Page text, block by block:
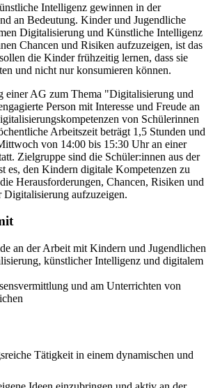
Intelligenz gewinnen in der
an Bedeutung. Kinder und Jugendliche
Digitalisierung und Künstliche Intelligenz
Chancen und Risiken aufzuzeigen, ist das
die Kinder frühzeitig lernen, dass sie
und nicht nur konsumieren können.
einer AG zum Thema "Digitalisierung und
Person mit Interesse und Freude an
von Schülerinnen
Arbeitszeit beträgt 1,5 Stunden und
von 14:00 bis 15:30 Uhr an einer
Zielgruppe sind die Schüler:innen aus der
es, den Kindern digitale Kompetenzen zu
Herausforderungen, Chancen, Risiken und
Digitalisierung aufzuzeigen.
an der Arbeit mit Kindern und Jugendlichen
künstlicher Intelligenz und digitalem
und am Unterrichten von
Tätigkeit in einem dynamischen und